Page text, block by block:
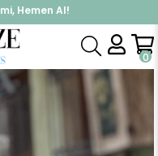
Hemen Al!
Hemen Üye Ol!
0
Erkek Bebek Yağmurluk İş Makinası Desenli Krem (1 Yaş)